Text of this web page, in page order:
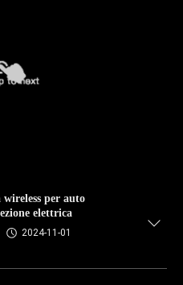
per auto
elettrica
2024-11-01